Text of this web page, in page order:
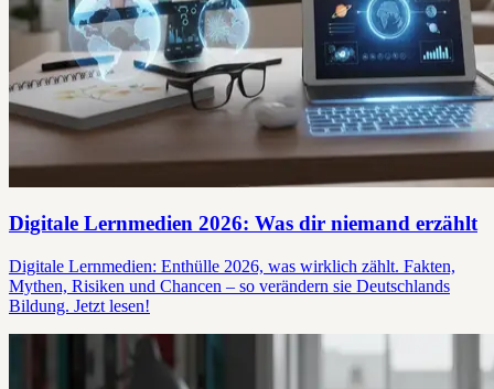
Digitale Lernmedien 2026: Was dir niemand erzählt
Digitale Lernmedien: Enthülle 2026, was wirklich zählt. Fakten,
Mythen, Risiken und Chancen – so verändern sie Deutschlands
Bildung. Jetzt lesen!